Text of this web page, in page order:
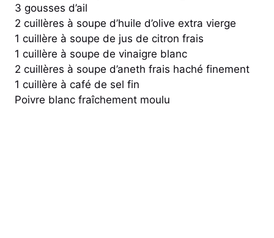
3 gousses d’ail
2 cuillères à soupe d’huile d’olive extra vierge
1 cuillère à soupe de jus de citron frais
1 cuillère à soupe de vinaigre blanc
2 cuillères à soupe d’aneth frais haché finement
1 cuillère à café de sel fin
Poivre blanc fraîchement moulu